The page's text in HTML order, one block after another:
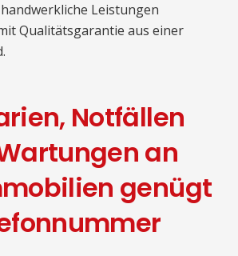
Leistungen
Qualitätsgarantie aus einer
Notfällen
an
genügt